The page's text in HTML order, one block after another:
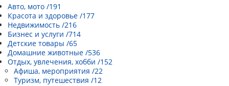
Каталог сайтов
| Регистрация |
Авто, мото /191
Красота и здоровье /177
Недвижимость /216
Бизнес и услуги /714
Детские товары /65
Домашние животные /536
Отдых, увлечения, хобби /152
Афиша, мероприятия /22
Туризм, путешествия /12